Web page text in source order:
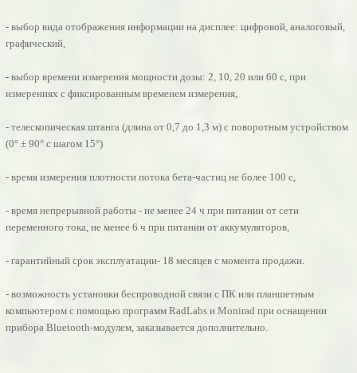
- выбор вида отображения информации на дисплее: цифровой, аналоговый,
графический,
- выбор времени измерения мощности дозы: 2, 10, 20 или 60 с, при
измерениях с фиксированным временем измерения,
- телескопическая штанга (длина от 0,7 до 1,3 м) с поворотным устройством
(0° ± 90° с шагом 15°)
- время измерения плотности потока бета-частиц не более 100 с,
- время непрерывной работы - не менее 24 ч при питании от сети
переменного тока, не менее 6 ч при питании от аккумуляторов,
- гарантийный срок эксплуатации- 18 месяцев с момента продажи.
- возможность установки беспроводной связи с ПК или планшетным
компьютером с помощью программ RadLabs и Monirad при оснащении
прибора Bluetooth-модулем, заказывается дополнительно.